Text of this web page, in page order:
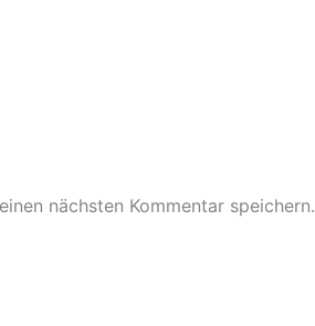
nächsten Kommentar speichern.